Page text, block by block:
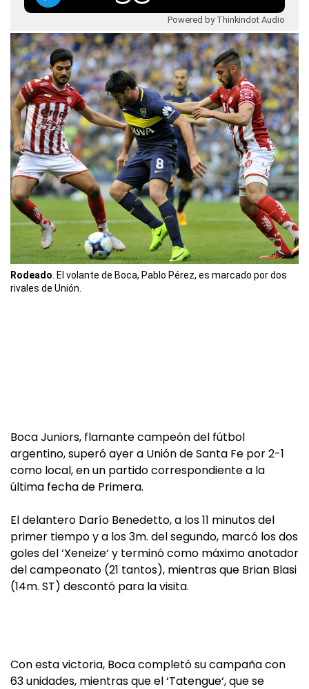
Powered by Thinkindot Audio
Rodeado . El volante de Boca, Pablo Pérez, es marcado por dos
rivales de Unión.
Boca Juniors, flamante campeón del fútbol
argentino, superó ayer a Unión de Santa Fe por 2-1
como local, en un partido correspondiente a la
última fecha de Primera.
El delantero Darío Benedetto, a los 11 minutos del
primer tiempo y a los 3m. del segundo, marcó los dos
goles del ‘Xeneize‘ y terminó como máximo anotador
del campeonato (21 tantos), mientras que Brian Blasi
(14m. ST) descontó para la visita.
Con esta victoria, Boca completó su campaña con
63 unidades, mientras que el ‘Tatengue‘, que se